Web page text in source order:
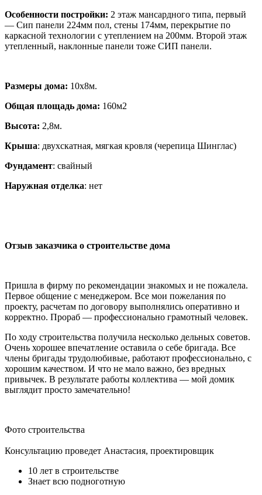
Особенности постройки: 2 этаж мансардного типа, первый
— Сип панели 224мм пол, стены 174мм, перекрытие по
каркасной технологии с утеплением на 200мм. Второй этаж
утепленный, наклонные панели тоже СИП панели.
Размеры дома: 10х8м.
Общая площадь дома: 160м2
Высота: 2,8м.
Крыша: двухскатная, мягкая кровля (черепица Шинглас)
Фундамент: свайный
Наружная отделка: нет
Отзыв заказчика о строительстве дома
Пришла в фирму по рекомендации знакомых и не пожалела.
Первое общение с менеджером. Все мои пожелания по
проекту, расчетам по договору выполнялись оперативно и
корректно. Прораб — профессионально грамотный человек.
По ходу строительства получила несколько дельных советов.
Очень хорошее впечатление оставила о себе бригада. Все
члены бригады трудолюбивые, работают профессионально, с
хорошим качеством. И что не мало важно, без вредных
привычек. В результате работы коллектива — мой домик
выглядит просто замечательно!
Фото строительства
Консультацию проведет Анастасия, проектировщик
10 лет в строительстве
Знает всю подноготную